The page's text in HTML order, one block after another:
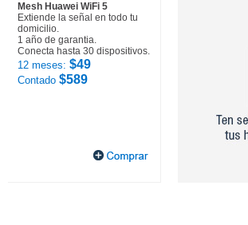
Mesh Huawei WiFi 5
Extiende la señal en todo tu
domicilio.
1 año de garantia.
Conecta hasta 30 dispositivos.
12 meses: $49
Contado $589